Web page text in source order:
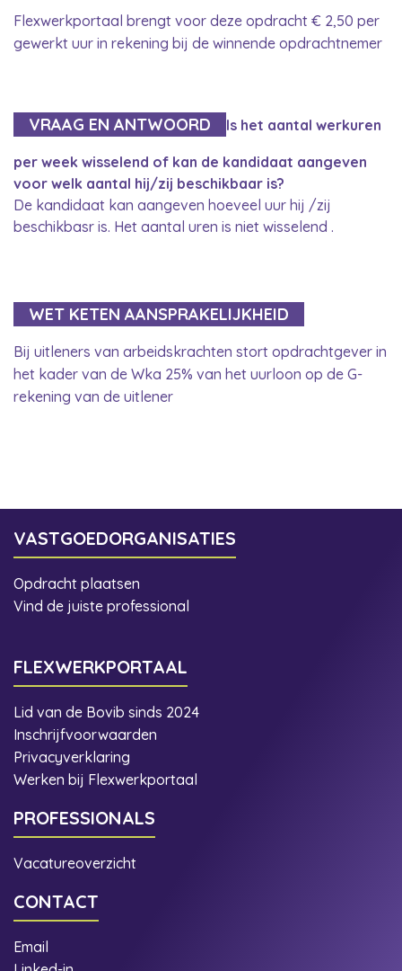
Flexwerkportaal brengt voor deze opdracht € 2,50 per
gewerkt uur in rekening bij de winnende opdrachtnemer
VRAAG EN ANTWOORD Is het aantal werkuren
per week wisselend of kan de kandidaat aangeven
voor welk aantal hij/zij beschikbaar is?
De kandidaat kan aangeven hoeveel uur hij /zij
beschikbasr is. Het aantal uren is niet wisselend .
WET KETEN AANSPRAKELIJKHEID
Bij uitleners van arbeidskrachten stort opdrachtgever in
het kader van de Wka 25% van het uurloon op de G-
rekening van de uitlener
VASTGOEDORGANISATIES
Opdracht plaatsen
Vind de juiste professional
FLEXWERKPORTAAL
Lid van de Bovib sinds 2024
Inschrijfvoorwaarden
Privacyverklaring
Werken bij Flexwerkportaal
PROFESSIONALS
Vacatureoverzicht
CONTACT
Email